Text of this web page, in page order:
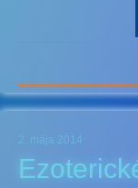
2. mája 2014